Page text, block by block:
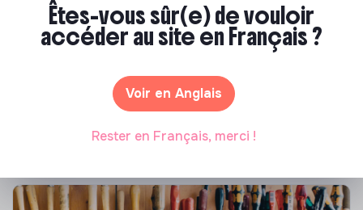
Les 25 meilleures formations RSE en 2026
Êtes-vous sûr(e) de vouloir
accéder au site en Français ?
Voir en Anglais
Rester en Français, merci !